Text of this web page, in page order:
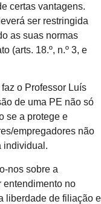
certas vantagens.
ser restringida
as suas normas
(arts. 18.º, n.º 3, e
o Professor Luís
de uma PE não só
se a protege e
empregadores não
individual.
nos sobre a
entendimento no
liberdade de filiação e